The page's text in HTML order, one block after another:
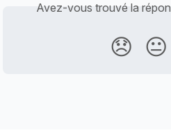
Avez-vous trouvé la
😞 😐